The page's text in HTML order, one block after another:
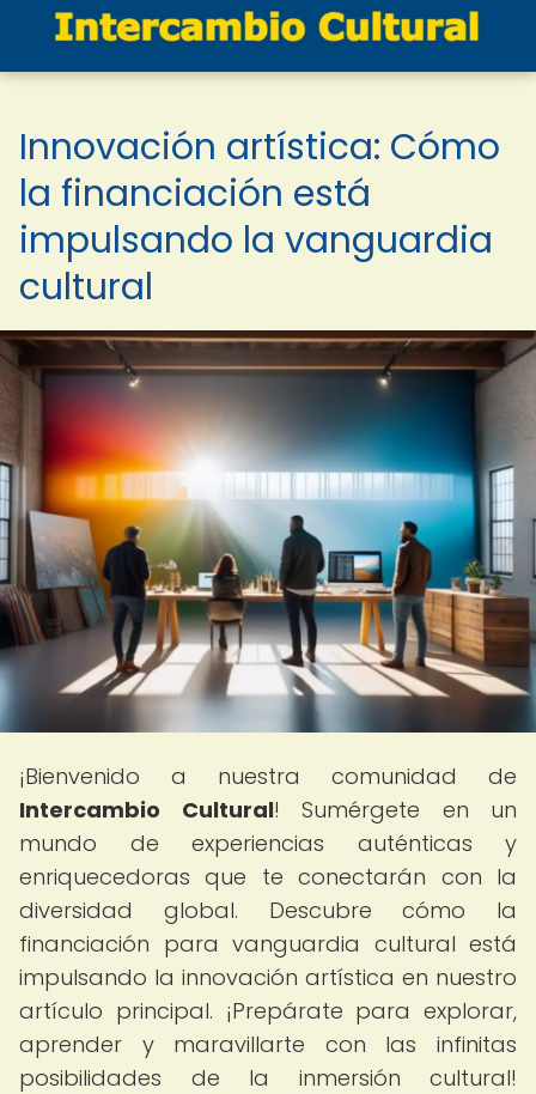
Innovación artística: Cómo
la financiación está
impulsando la vanguardia
cultural
¡Bienvenido a nuestra comunidad de
Intercambio Cultural! Sumérgete en un
mundo de experiencias auténticas y
enriquecedoras que te conectarán con la
diversidad global. Descubre cómo la
financiación para vanguardia cultural está
impulsando la innovación artística en nuestro
artículo principal. ¡Prepárate para explorar,
aprender y maravillarte con las infinitas
posibilidades de la inmersión cultural!